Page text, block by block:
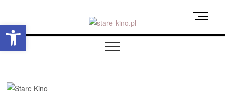
content
stare-kino.pl
ZAPRASZAMY
M
n
Otwórz pasek narzędzi